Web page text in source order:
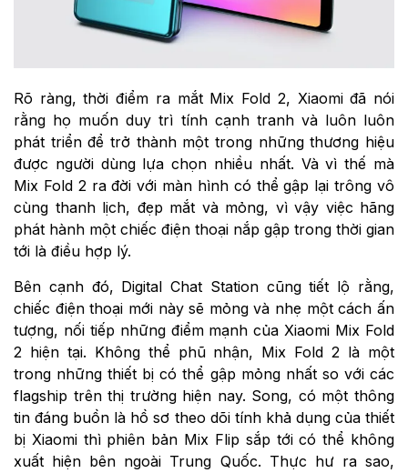
Rõ ràng, thời điểm ra mắt Mix Fold 2, Xiaomi đã nói
rằng họ muốn duy trì tính cạnh tranh và luôn luôn
phát triển để trở thành một trong những thương hiệu
được người dùng lựa chọn nhiều nhất. Và vì thế mà
Mix Fold 2 ra đời với màn hình có thể gập lại trông vô
cùng thanh lịch, đẹp mắt và mỏng, vì vậy việc hãng
phát hành một chiếc điện thoại nắp gập trong thời gian
tới là điều hợp lý.
Bên cạnh đó, Digital Chat Station cũng tiết lộ rằng,
chiếc điện thoại mới này sẽ mỏng và nhẹ một cách ấn
tượng, nối tiếp những điểm mạnh của Xiaomi Mix Fold
2 hiện tại. Không thể phũ nhận, Mix Fold 2 là một
trong những thiết bị có thể gập mỏng nhất so với các
flagship trên thị trường hiện nay. Song, có một thông
tin đáng buồn là hồ sơ theo dõi tính khả dụng của thiết
bị Xiaomi thì phiên bản Mix Flip sắp tới có thể không
xuất hiện bên ngoài Trung Quốc. Thực hư ra sao,